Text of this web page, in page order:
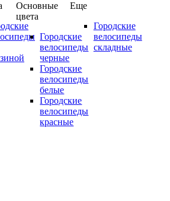
Основные
цвета
Городские
велосипеды
черные
Городские
велосипеды
белые
Городские
велосипеды
красные
Еще
Городские
велосипеды
складные